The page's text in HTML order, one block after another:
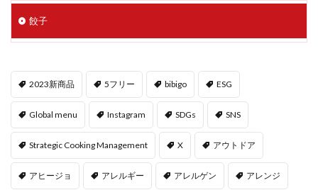
餃子
2023新商品 5フリー bibigo ESG
Global menu Instagram SDGs SNS
Strategic Cooking Management X アウトドア
アヒージョ アレルギー アレルゲン アレンジ